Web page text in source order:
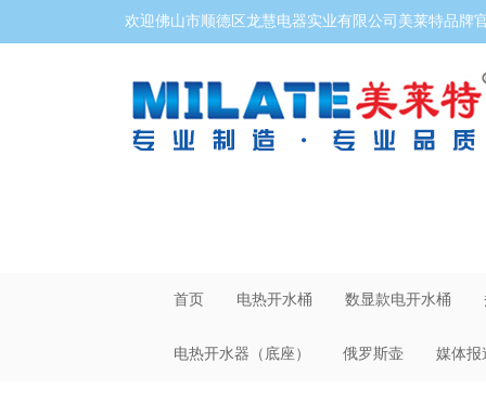
欢迎佛山市顺德区龙慧电器实业有限公司美莱特品牌
首页 电热开水桶 数显款电开水桶
电热开水器（底座） 俄罗斯壶 媒体报